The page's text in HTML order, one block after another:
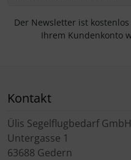
Der Newsletter ist
Ihrem Kundenkonto
Kontakt
Ülis Segelflugbedarf GmbH
Untergasse 1
63688 Gedern